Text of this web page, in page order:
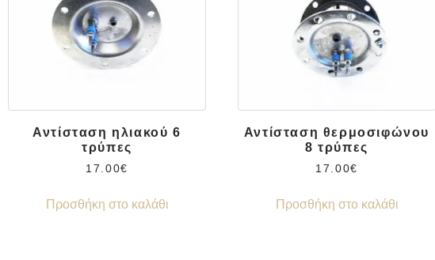
Αντίσταση ηλιακού 6
τρύπες
17.00€
Προσθήκη στο καλάθι
Αντίσταση θερμοσιφώνου
8 τρύπες
17.00€
Προσθήκη στο καλάθι